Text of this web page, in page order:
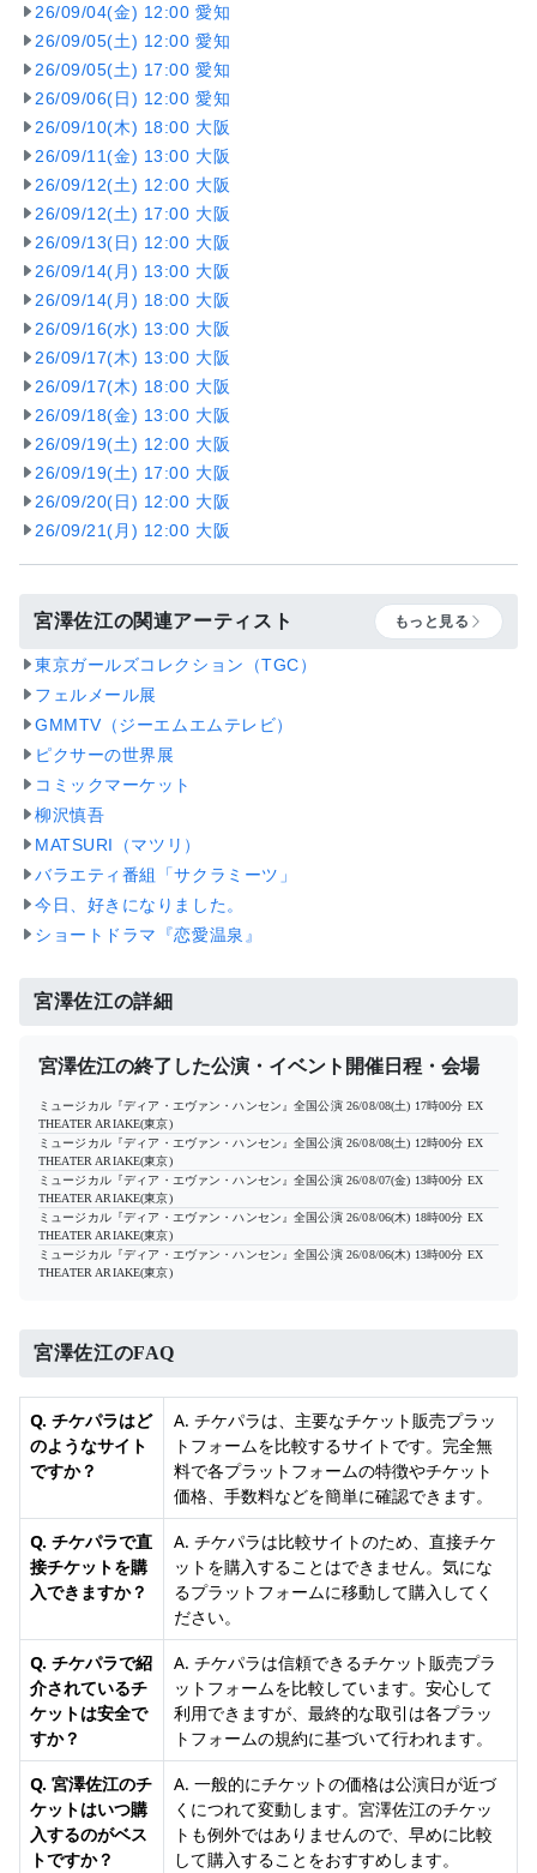
26/09/04(金) 12:00 愛知
26/09/05(土) 12:00 愛知
26/09/05(土) 17:00 愛知
26/09/06(日) 12:00 愛知
26/09/10(木) 18:00 大阪
26/09/11(金) 13:00 大阪
26/09/12(土) 12:00 大阪
26/09/12(土) 17:00 大阪
26/09/13(日) 12:00 大阪
26/09/14(月) 13:00 大阪
26/09/14(月) 18:00 大阪
26/09/16(水) 13:00 大阪
26/09/17(木) 13:00 大阪
26/09/17(木) 18:00 大阪
26/09/18(金) 13:00 大阪
26/09/19(土) 12:00 大阪
26/09/19(土) 17:00 大阪
26/09/20(日) 12:00 大阪
26/09/21(月) 12:00 大阪
宮澤佐江の関連アーティスト もっと見る
東京ガールズコレクション（TGC）
フェルメール展
GMMTV（ジーエムエムテレビ）
ピクサーの世界展
コミックマーケット
柳沢慎吾
MATSURI（マツリ）
バラエティ番組「サクラミーツ」
今日、好きになりました。
ショートドラマ『恋愛温泉』
宮澤佐江の詳細
宮澤佐江の終了した公演・イベント開催日程・会場
ミュージカル『ディア・エヴァン・ハンセン』全国公演 26/08/08(土) 17時00分 EX
THEATER ARIAKE(東京)
ミュージカル『ディア・エヴァン・ハンセン』全国公演 26/08/08(土) 12時00分 EX
THEATER ARIAKE(東京)
ミュージカル『ディア・エヴァン・ハンセン』全国公演 26/08/07(金) 13時00分 EX
THEATER ARIAKE(東京)
ミュージカル『ディア・エヴァン・ハンセン』全国公演 26/08/06(木) 18時00分 EX
THEATER ARIAKE(東京)
ミュージカル『ディア・エヴァン・ハンセン』全国公演 26/08/06(木) 13時00分 EX
THEATER ARIAKE(東京)
宮澤佐江のFAQ
Q. チケパラはど
のようなサイト
ですか？
A. チケパラは、主要なチケット販売プラッ
トフォームを比較するサイトです。完全無
料で各プラットフォームの特徴やチケット
価格、手数料などを簡単に確認できます。
Q. チケパラで直
接チケットを購
入できますか？
A. チケパラは比較サイトのため、直接チケ
ットを購入することはできません。気にな
るプラットフォームに移動して購入してく
ださい。
Q. チケパラで紹
介されているチ
ケットは安全で
すか？
A. チケパラは信頼できるチケット販売プラ
ットフォームを比較しています。安心して
利用できますが、最終的な取引は各プラッ
トフォームの規約に基づいて行われます。
Q. 宮澤佐江のチ
ケットはいつ購
入するのがベス
トですか？
A. 一般的にチケットの価格は公演日が近づ
くにつれて変動します。宮澤佐江のチケッ
トも例外ではありませんので、早めに比較
して購入することをおすすめします。